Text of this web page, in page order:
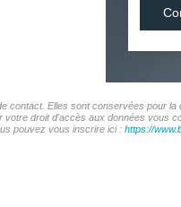
Elles sont conservées pour
droit d'accès aux données vous
pouvez vous inscrire ici : https://